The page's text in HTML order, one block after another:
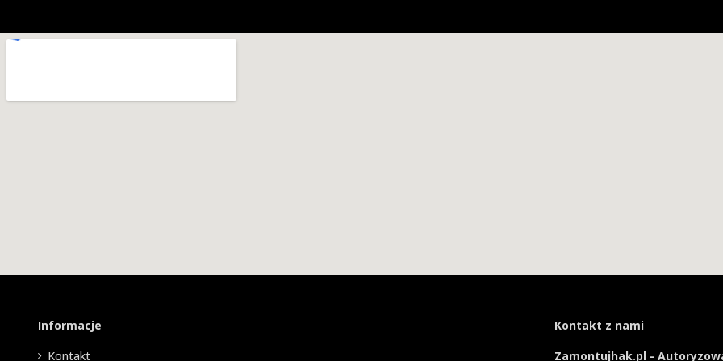
Informacje
Kontakt
Kontakt z nami
Zamontujhak.pl -